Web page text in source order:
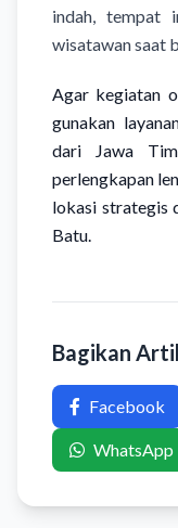
indah, tempat
wisatawan saat
Agar kegiatan
gunakan
dari Jawa
perlengkapan
lokasi strategis
Batu.
Bagikan
Facebook
WhatsApp